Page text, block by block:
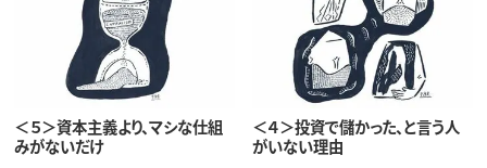
＜５＞資本主義より、マシな仕組
みがないだけ
＜４＞投資で儲かった、と言う人
がいない理由